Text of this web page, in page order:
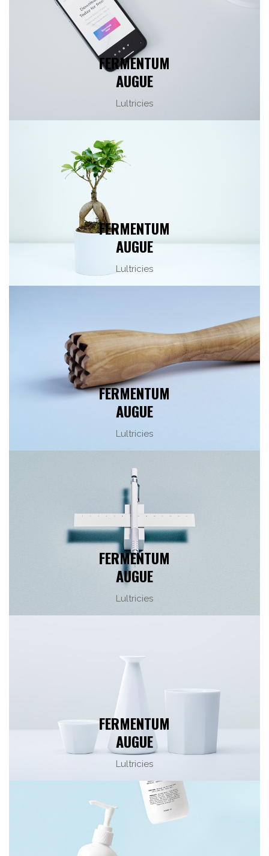
FERMENTUM
AUGUE
Lultricies
FERMENTUM
AUGUE
Lultricies
FERMENTUM
AUGUE
Lultricies
FERMENTUM
AUGUE
Lultricies
FERMENTUM
AUGUE
Lultricies